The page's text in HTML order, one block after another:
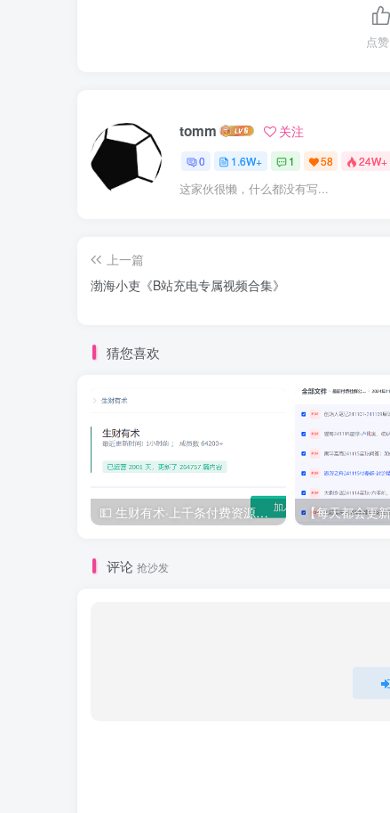
点赞
tomm 关注
0 1.6W+ 1 58 24W+
这家伙很懒，什么都没有写...
上一篇
渤海小吏《B站充电专属视频合集》
猜您喜欢
💵 生财有术·上千条付费资源合集（最新）
评论 抢沙发